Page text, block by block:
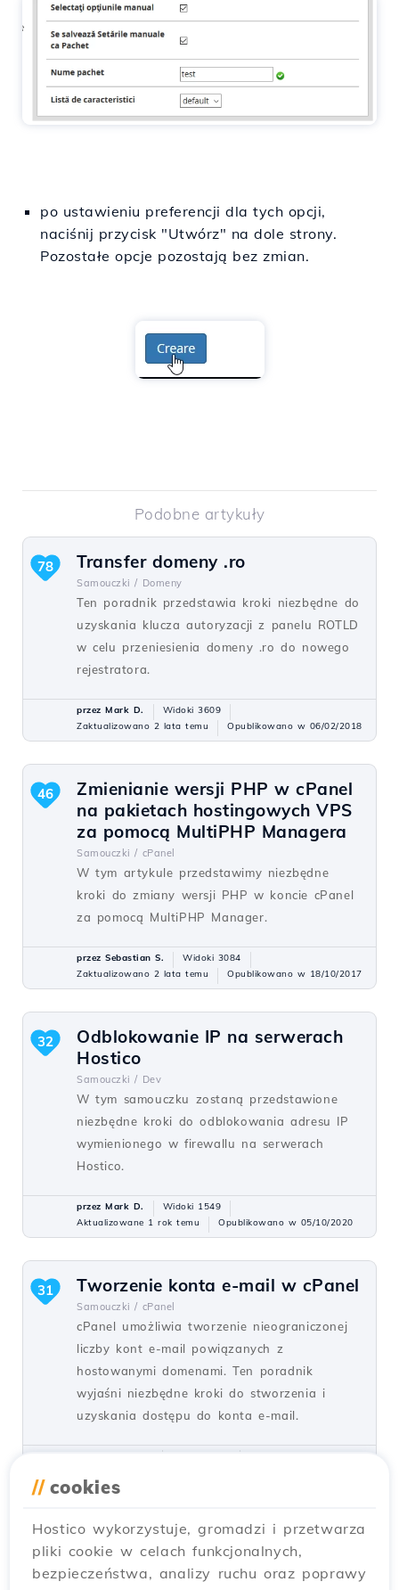
po ustawieniu preferencji dla tych opcji,
naciśnij przycisk "Utwórz" na dole strony.
Pozostałe opcje pozostają bez zmian.
Podobne artykuły
Transfer domeny .ro
Samouczki / Domeny
Ten poradnik przedstawia kroki niezbędne do
uzyskania klucza autoryzacji z panelu ROTLD
w celu przeniesienia domeny .ro do nowego
rejestratora.
78
przez Mark D.
Widoki 3609
Zaktualizowano 2 lata temu
Opublikowano w 06/02/2018
Zmienianie wersji PHP w cPanel
na pakietach hostingowych VPS
za pomocą MultiPHP Managera
Samouczki / cPanel
W tym artykule przedstawimy niezbędne
kroki do zmiany wersji PHP w koncie cPanel
za pomocą MultiPHP Manager.
46
przez Sebastian S.
Widoki 3084
Zaktualizowano 2 lata temu
Opublikowano w 18/10/2017
Odblokowanie IP na serwerach
Hostico
Samouczki / Dev
W tym samouczku zostaną przedstawione
niezbędne kroki do odblokowania adresu IP
wymienionego w firewallu na serwerach
Hostico.
32
przez Mark D.
Widoki 1549
Aktualizowane 1 rok temu
Opublikowano w 05/10/2020
Tworzenie konta e-mail w cPanel
Samouczki / cPanel
cPanel umożliwia tworzenie nieograniczonej
liczby kont e-mail powiązanych z
hostowanymi domenami. Ten poradnik
wyjaśni niezbędne kroki do stworzenia i
uzyskania dostępu do konta e-mail.
31
przez Cătălin A.
Widoki 5941
Dodawanie kontaktu
pomocniczego (Subcontact)
Samouczki / Handlowy
27
// cookies
Hostico wykorzystuje, gromadzi i przetwarza
pliki cookie w celach funkcjonalnych,
bezpieczeństwa, analizy ruchu oraz poprawy